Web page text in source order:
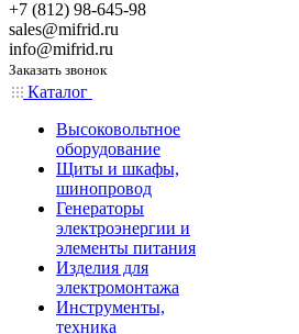
+7 (812) 98-645-98
sales@mifrid.ru
info@mifrid.ru
Заказать звонок
Каталог
Высоковольтное
оборудование
Щиты и шкафы,
шинопровод
Генераторы
электроэнергии и
элементы питания
Изделия для
электромонтажа
Инструменты,
техника